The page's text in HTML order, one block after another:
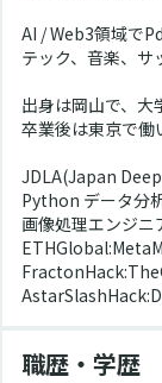
AI / Web3領域で
テック、音楽、サ
出身は岡山で、大
卒業後は東京で働
JDLA(Japan
Python データ分
画像処理エンジニ
職歴・学歴